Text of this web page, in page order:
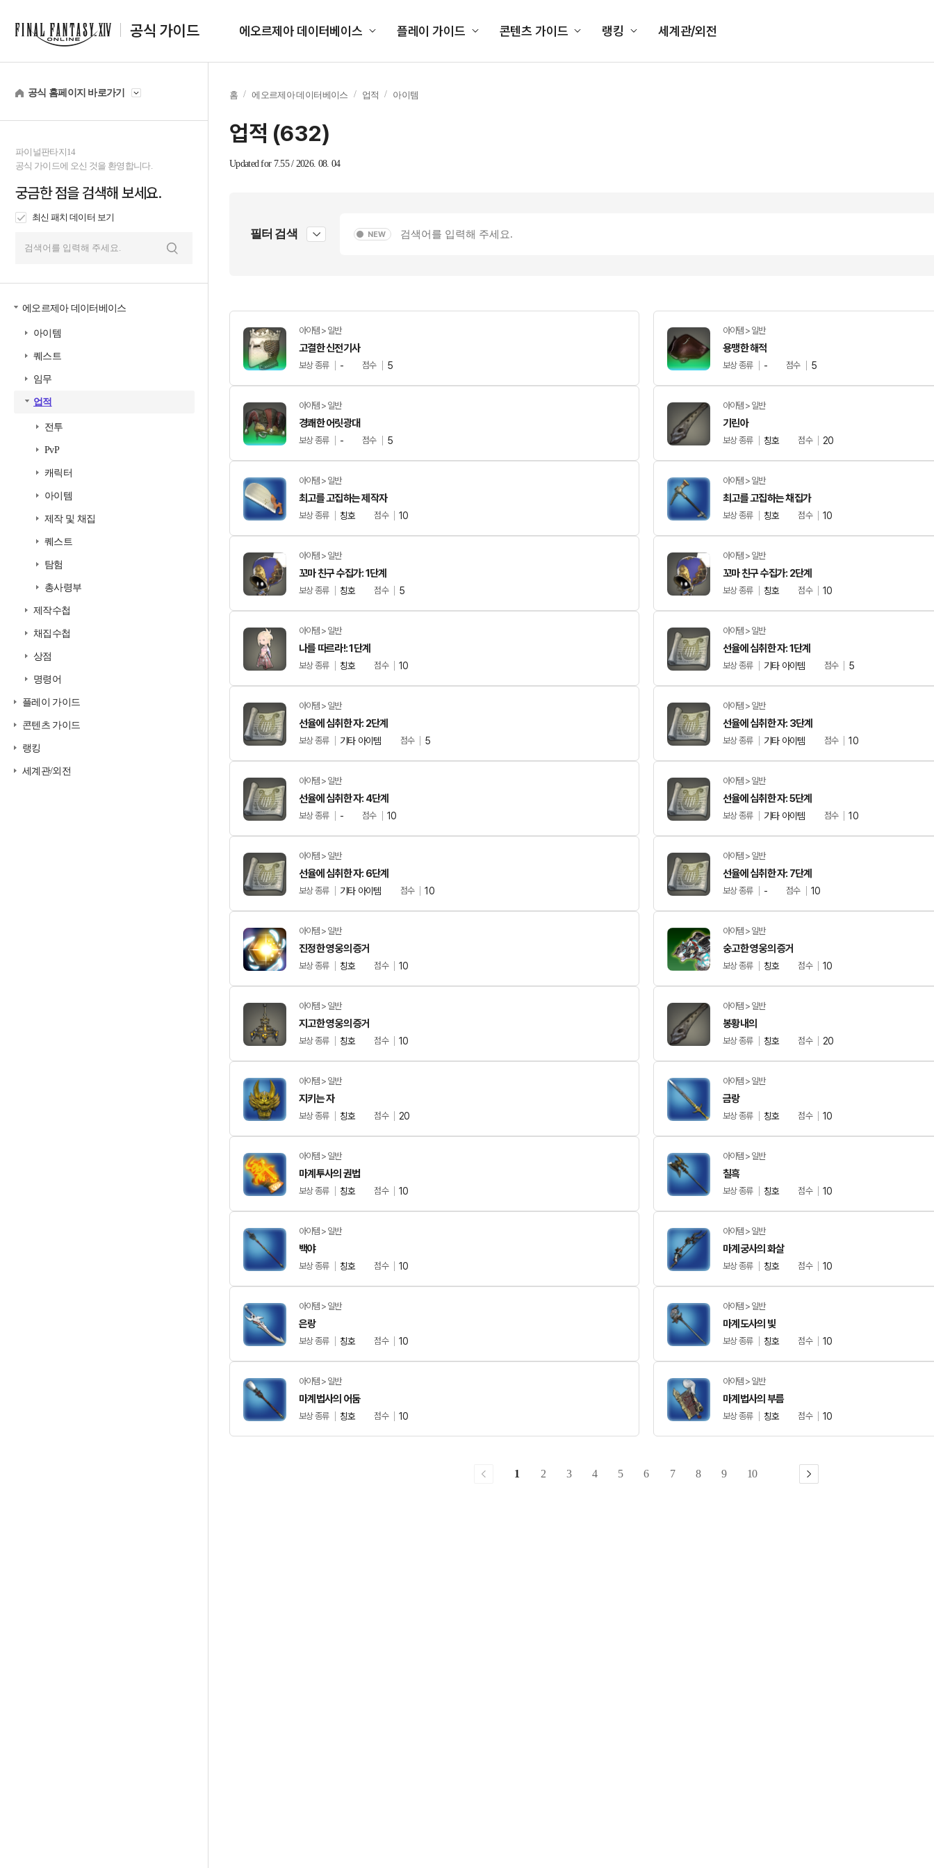
공식 가이드 에오르제아 데이터베이스 플레이 가이드 콘텐츠 가이드 랭킹 세계관/외전
공식 홈페이지 바로가기
파이널판타지14
공식 가이드에 오신 것을 환영합니다.
궁금한 점을 검색해 보세요.
최신 패치 데이터 보기
에오르제아 데이터베이스
아이템
퀘스트
임무
업적
전투
PvP
캐릭터
아이템
제작 및 채집
퀘스트
탐험
총사령부
제작수첩
채집수첩
상점
명령어
플레이 가이드
콘텐츠 가이드
랭킹
세계관/외전
홈 에오르제아 데이터베이스 업적 아이템
업적 (632)
Updated for 7.55 / 2026. 08. 04
필터 검색 NEW
아이템 > 일반
고결한 신전기사
보상 종류 - 점수 5
아이템 > 일반
용맹한 해적
보상 종류 - 점수 5
아이템 > 일반
경쾌한 어릿광대
보상 종류 - 점수 5
아이템 > 일반
기린아
보상 종류 칭호 점수 20
아이템 > 일반
최고를 고집하는 제작자
보상 종류 칭호 점수 10
아이템 > 일반
최고를 고집하는 채집가
보상 종류 칭호 점수 10
아이템 > 일반
꼬마 친구 수집가: 1단계
보상 종류 칭호 점수 5
아이템 > 일반
꼬마 친구 수집가: 2단계
보상 종류 칭호 점수 10
아이템 > 일반
나를 따르라!: 1단계
보상 종류 칭호 점수 10
아이템 > 일반
선율에 심취한 자: 1단계
보상 종류 기타 아이템 점수 5
아이템 > 일반
선율에 심취한 자: 2단계
보상 종류 기타 아이템 점수 5
아이템 > 일반
선율에 심취한 자: 3단계
보상 종류 기타 아이템 점수 10
아이템 > 일반
선율에 심취한 자: 4단계
보상 종류 - 점수 10
아이템 > 일반
선율에 심취한 자: 5단계
보상 종류 기타 아이템 점수 10
아이템 > 일반
선율에 심취한 자: 6단계
보상 종류 기타 아이템 점수 10
아이템 > 일반
선율에 심취한 자: 7단계
보상 종류 - 점수 10
아이템 > 일반
진정한 영웅의 증거
보상 종류 칭호 점수 10
아이템 > 일반
숭고한 영웅의 증거
보상 종류 칭호 점수 10
아이템 > 일반
지고한 영웅의 증거
보상 종류 칭호 점수 10
아이템 > 일반
봉황내의
보상 종류 칭호 점수 20
아이템 > 일반
지키는 자
보상 종류 칭호 점수 20
아이템 > 일반
금랑
보상 종류 칭호 점수 10
아이템 > 일반
마계투사의 권법
보상 종류 칭호 점수 10
아이템 > 일반
칠흑
보상 종류 칭호 점수 10
아이템 > 일반
백야
보상 종류 칭호 점수 10
아이템 > 일반
마계궁사의 화살
보상 종류 칭호 점수 10
아이템 > 일반
은랑
보상 종류 칭호 점수 10
아이템 > 일반
마계도사의 빛
보상 종류 칭호 점수 10
아이템 > 일반
마계법사의 어둠
보상 종류 칭호 점수 10
아이템 > 일반
마계법사의 부름
보상 종류 칭호 점수 10
1 2 3 4 5 6 7 8 9 10
다